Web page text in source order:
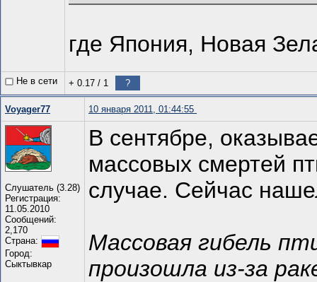
где Япония, Новая
Не в сети + 0.17 / 1 ?
Voyager77 10 января 2011, 01:44:55
Слушатель (3.28)
Регистрация:
11.05.2010
Сообщений:
2,170
Страна:
Город:
Сыктывкар
В сентябре,
массовых смертей
случае. Сейчас
Массовая гибель
произошла из-за